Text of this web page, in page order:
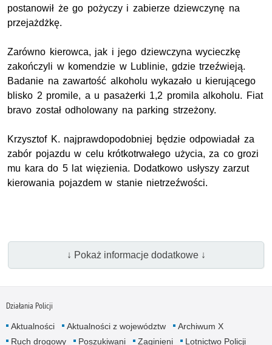
postanowił że go pożyczy i zabierze dziewczynę na
przejażdżkę.
Zarówno kierowca, jak i jego dziewczyna wycieczkę
zakończyli w komendzie w Lublinie, gdzie trzeźwieją.
Badanie na zawartość alkoholu wykazało u kierującego
blisko 2 promile, a u pasażerki 1,2 promila alkoholu. Fiat
bravo został odholowany na parking strzeżony.
Krzysztof K. najprawdopodobniej będzie odpowiadał za
zabór pojazdu w celu krótkotrwałego użycia, za co grozi
mu kara do 5 lat więzienia. Dodatkowo usłyszy zarzut
kierowania pojazdem w stanie nietrzeźwości.
↓ Pokaż informacje dodatkowe ↓
Działania Policji
Aktualności Aktualności z województw
Archiwum X
Ruch drogowy
Poszukiwani Zaginieni
Lotnictwo Policji